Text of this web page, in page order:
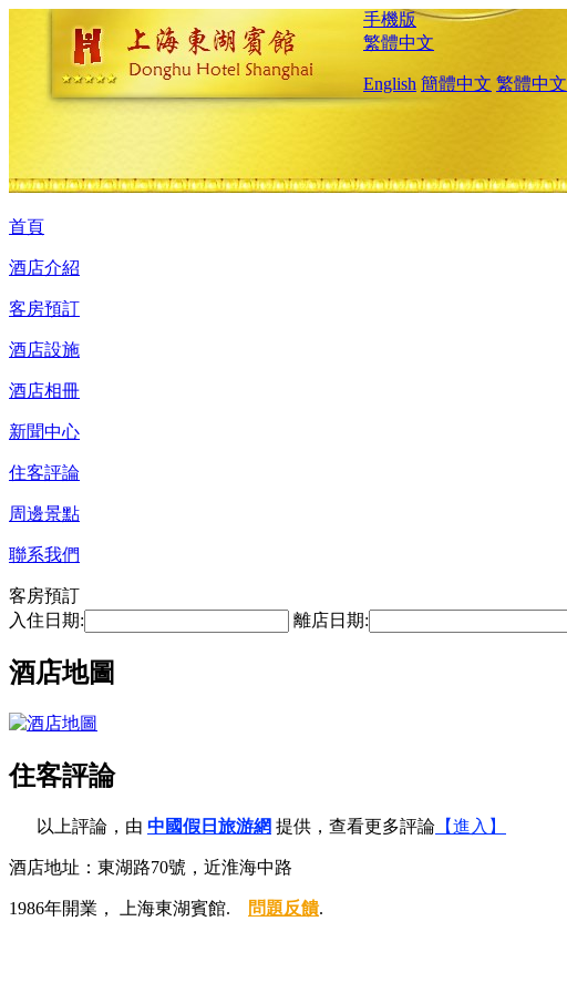
手機版
繁體中文
English 簡體中文 繁體中文
首頁
酒店介紹
客房預訂
酒店設施
酒店相冊
新聞中心
住客評論
周邊景點
聯系我們
客房預訂
入住日期:
離店日期:
酒店地圖
住客評論
以上評論，由 中國假日旅游網 提供，查看更多評論 【進入】
酒店地址：東湖路70號，近淮海中路
1986年開業， 上海東湖賓館. 問題反饋.